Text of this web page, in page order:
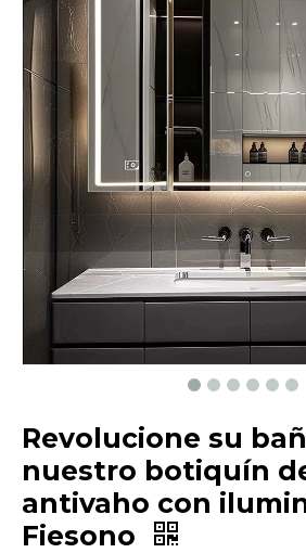
Revolucione su
nuestro botiquín
antivaho con
Fiesono